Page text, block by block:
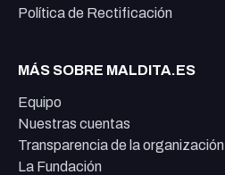
Política de Rectificación
MÁS SOBRE MALDITA.ES
Equipo
Nuestras cuentas
Transparencia de la organización
La Fundación